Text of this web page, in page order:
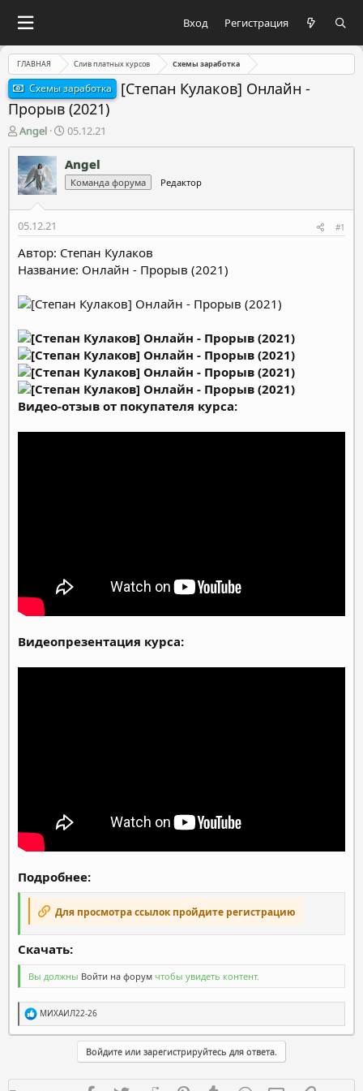
Вход Регистрация
ГЛАВНАЯ Слив платных курсов Схемы заработка
Схемы заработка
[Степан Кулаков] Онлайн -
Прорыв (2021)
А
в
т
о
р
м
ы
Angel
Д
а
т
а
н
а
л
а
05.12.21
Angel
Команда форума Редактор
05.12.21 #1
Автор: Степан Кулаков
Название: Онлайн - Прорыв (2021)
Видео-отзыв от покупателя курса:​
Видеопрезентация курса:​
Подробнее:
Для просмотра ссылок пройдите регистрацию
Скачать:​
Вы должны Войти на форум чтобы увидеть контент.
Р
е
а
и
МИХАИЛ22-26
Войдите или зарегистрируйтесь для ответа.